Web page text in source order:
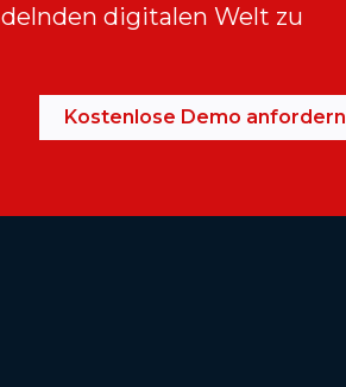
digitalen Welt zu
Kostenlose Demo anfordern